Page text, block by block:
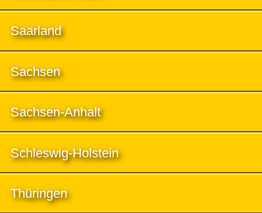
Saarland
Sachsen
Sachsen-Anhalt
Schleswig-Holstein
Thüringen